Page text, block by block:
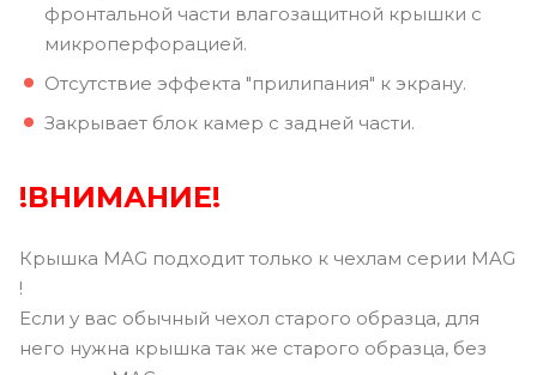
фронтальной части влагозащитной крышки с
микроперфорацией.
Отсутствие эффекта "прилипания" к экрану.
Закрывает блок камер с задней части.
!ВНИМАНИЕ!
Крышка MAG подходит только к чехлам серии MAG
!
Если у вас обычный чехол старого образца, для
него нужна крышка так же старого образца, без